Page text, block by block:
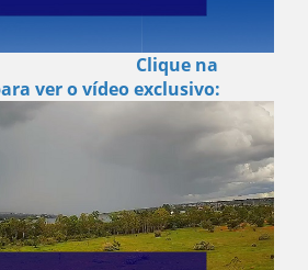
Clique na
ver o vídeo exclusivo: